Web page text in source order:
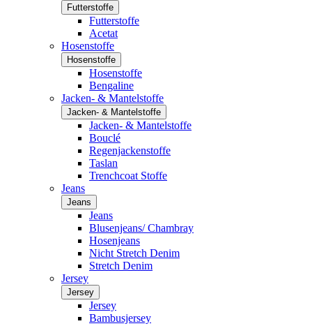
Futterstoffe
Futterstoffe
Acetat
Hosenstoffe
Hosenstoffe
Hosenstoffe
Bengaline
Jacken- & Mantelstoffe
Jacken- & Mantelstoffe
Jacken- & Mantelstoffe
Bouclé
Regenjackenstoffe
Taslan
Trenchcoat Stoffe
Jeans
Jeans
Jeans
Blusenjeans/ Chambray
Hosenjeans
Nicht Stretch Denim
Stretch Denim
Jersey
Jersey
Jersey
Bambusjersey